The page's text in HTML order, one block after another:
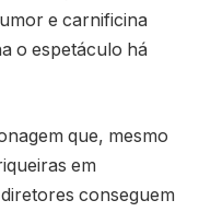
e carnificina
o espetáculo há
que, mesmo
em
conseguem